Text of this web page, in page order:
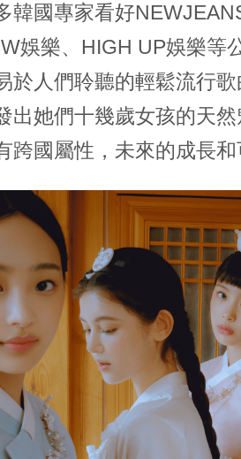
韓國專家看好
娛樂、HIGH UP娛樂等
於人們聆聽的輕鬆流行
出她們十幾歲女孩的天
跨國屬性，未來的成長和